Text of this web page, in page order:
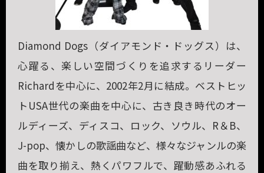
Diamond Dogs（ダイアモンド・ドッグス）は、
心躍る、楽しい空間づくりを追求するリーダー
Richardを中心に、2002年2月に結成。ベストヒッ
トUSA世代の楽曲を中心に、古き良き時代のオー
ルディーズ、ディスコ、ロック、ソウル、R＆B、
J-pop、懐かしの歌謡曲など、様々なジャンルの楽
曲を取り揃え、熱くパワフルで、躍動感あふれる